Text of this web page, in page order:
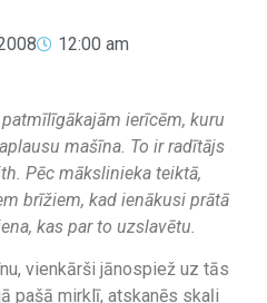
12:00 am
ierīcēm, kuru
mašīna. To ir radītājs
Pēc mākslinieka teiktā,
brīžiem, kad ienākusi prātā
kas par to uzslavētu.
vienkārši jānospiež uz tās
pašā mirklī, atskanēs skaļi